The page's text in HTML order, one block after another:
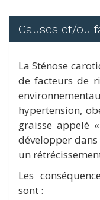
Causes et/ou
La Sténose
de facteurs de
hypertension,
graisse appelé
développer
un
Les
sont :